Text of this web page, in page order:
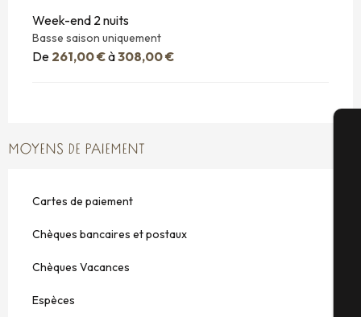
Week-end 2 nuits
Basse saison uniquement
De 261,00 €à308,00 €
MOYENS DE PAIEMENT
Cartes de paiement
Chèques bancaires et postaux
Chèques Vacances
Espèces